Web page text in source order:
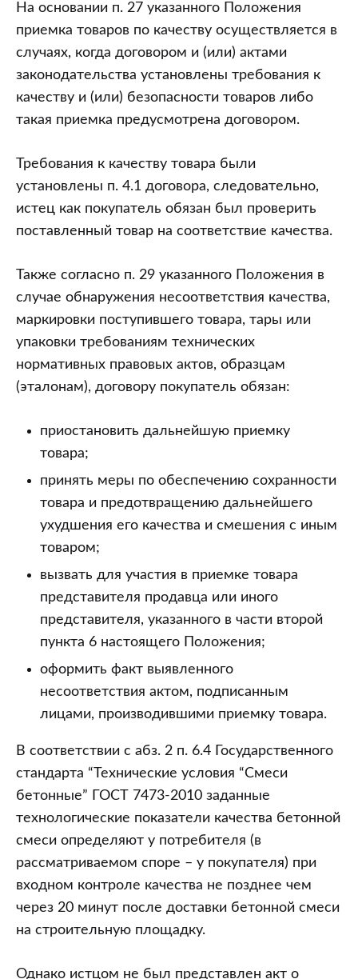
На основании п. 27 указанного Положения
приемка товаров по качеству осуществляется в
случаях, когда договором и (или) актами
законодательства установлены требования к
качеству и (или) безопасности товаров либо
такая приемка предусмотрена договором.
Требования к качеству товара были
установлены п. 4.1 договора, следовательно,
истец как покупатель обязан был проверить
поставленный товар на соответствие качества.
Также согласно п. 29 указанного Положения в
случае обнаружения несоответствия качества,
маркировки поступившего товара, тары или
упаковки требованиям технических
нормативных правовых актов, образцам
(эталонам), договору покупатель обязан:
приостановить дальнейшую приемку
товара;
принять меры по обеспечению сохранности
товара и предотвращению дальнейшего
ухудшения его качества и смешения с иным
товаром;
вызвать для участия в приемке товара
представителя продавца или иного
представителя, указанного в части второй
пункта 6 настоящего Положения;
оформить факт выявленного
несоответствия актом, подписанным
лицами, производившими приемку товара.
В соответствии с абз. 2 п. 6.4 Государственного
стандарта “Технические условия “Смеси
бетонные” ГОСТ 7473-2010 заданные
технологические показатели качества бетонной
смеси определяют у потребителя (в
рассматриваемом споре – у покупателя) при
входном контроле качества не позднее чем
через 20 минут после доставки бетонной смеси
на строительную площадку.
Однако истцом не был представлен акт о